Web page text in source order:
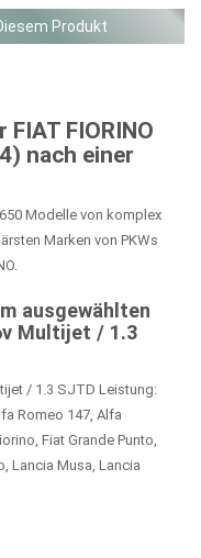
Produkt
FIAT FIORINO
nach einer
Modelle von komplex
Marken von PKWs
ausgewählten
Multijet / 1.3
/ 1.3 SJTD Leistung:
Romeo 147, Alfa
Fiat Grande Punto,
Lancia Musa, Lancia